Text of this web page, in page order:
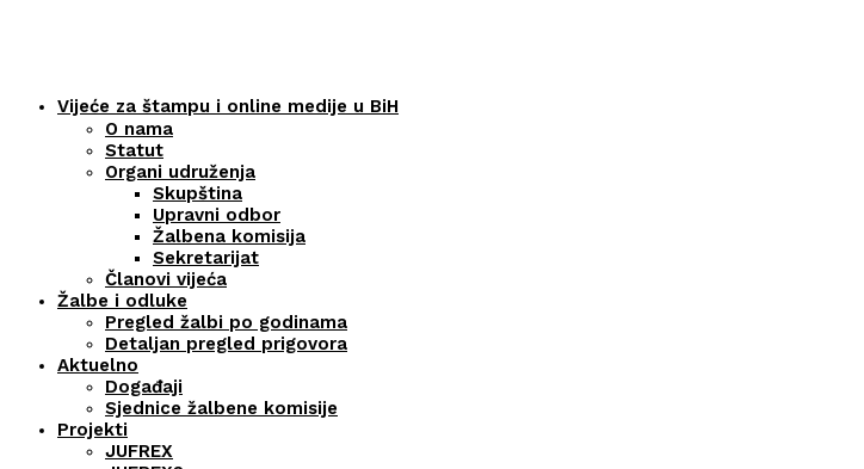
Vijeće za štampu i online medije u BiH
O nama
Statut
Organi udruženja
Skupština
Upravni odbor
Žalbena komisija
Sekretarijat
Članovi vijeća
Žalbe i odluke
Pregled žalbi po godinama
Detaljan pregled prigovora
Aktuelno
Događaji
Sjednice žalbene komisije
Projekti
JUFREX